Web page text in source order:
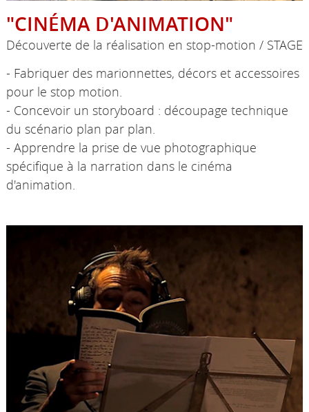
"CINÉMA D'ANIMATION"
Découverte de la réalisation en stop-motion / STAGE
- Fabriquer des marionnettes, décors et accessoires
pour le stop motion.
- Concevoir un storyboard : découpage technique
du scénario plan par plan.
- Apprendre la prise de vue photographique
spécifique à la narration dans le cinéma
d'animation.